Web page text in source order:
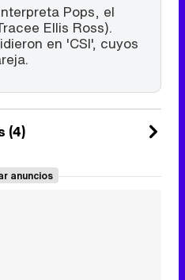
Pops, el
Ellis Ross).
en 'CSI', cuyos
(4)
anuncios